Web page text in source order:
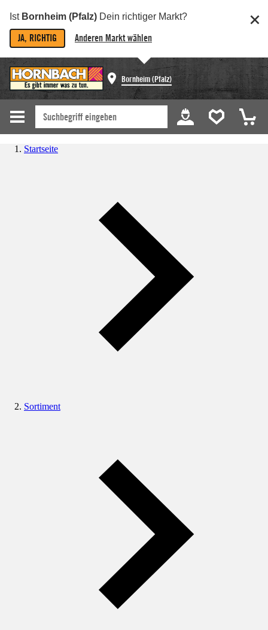
Ist Bornheim (Pfalz) Dein richtiger Markt?
JA, RICHTIG Anderen Markt wählen
Bornheim (Pfalz)
Startseite
Sortiment